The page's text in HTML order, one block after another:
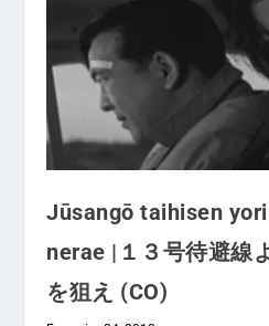
Jūsangō taihisen
nerae |１３号待避
を狙え (CO)